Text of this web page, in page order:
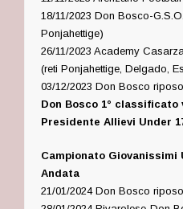
18/11/2023 Don Bosco-
Ponjahettige)
26/11/2023 Academy
(reti Ponjahettige, Delgado,
03/12/2023 Don Bosco riposo
Don Bosco 1° classificato
Presidente Allievi Under
Campionato Giovanissimi
Andata
21/01/2024 Don Bosco riposo